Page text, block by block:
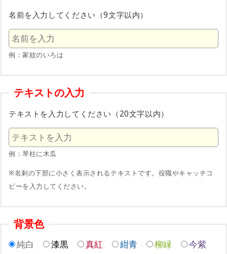
名前を入力してください（9文字以内）
例：家紋のいろは
テキストの入力
テキストを入力してください（20文字以内）
例：琴柱に木瓜
※名刺の下部に小さく表示されるテキストです。役職やキャッチコ
ピーを入力してください。
背景色
純白 漆黒 真紅 紺青 柳緑 今紫